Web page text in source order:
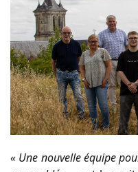
« Une nouvelle équipe